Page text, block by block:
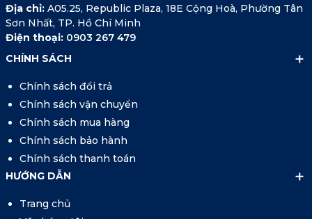
Địa chỉ: A05.25, Republic Plaza, 18E Cộng Hoà, Phường Tân
Sơn Nhất, TP. Hồ Chí Minh
Điện thoại: 0903 267 479
CHÍNH SÁCH
Chính sách đổi trả
Chính sách vận chuyển
Chính sách mua hàng
Chính sách bảo hành
Chính sách thanh toán
HƯỚNG DẪN
Trang chủ